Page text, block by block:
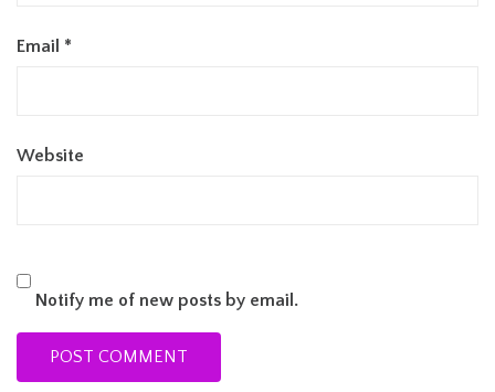
Email *
Website
Notify me of new posts by email.